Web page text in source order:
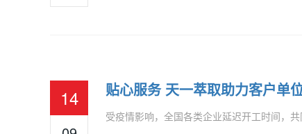
14 贴心服务 天一萃取助力客户单
受疫情影响，全国各类企业延迟开工时间，